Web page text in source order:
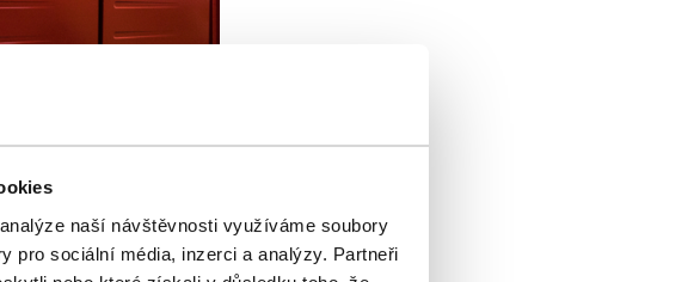
naší návštěvnosti využíváme soubory
pro sociální média, inzerci a analýzy. Partneři
riziko. Investice fondu
vlastního kapitálu